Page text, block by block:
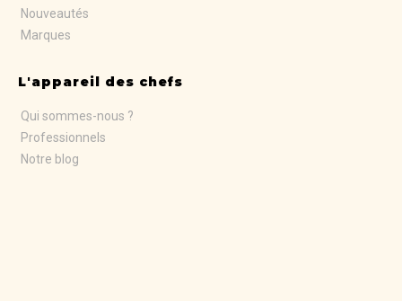
Nouveautés
Marques
L'appareil des chefs
Qui sommes-nous ?
Professionnels
Notre blog